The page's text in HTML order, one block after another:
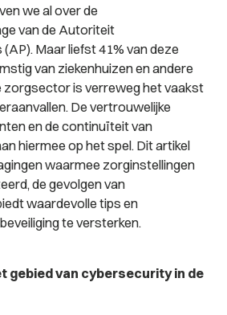
we al over de
van de Autoriteit
Maar liefst 41% van deze
van ziekenhuizen en andere
zorgsector is verreweg het vaakst
De vertrouwelijke
en de continuïteit van
hiermee op het spel. Dit artikel
waarmee zorginstellingen
de gevolgen van
waardevolle tips en
te versterken.
gebied van cybersecurity in de